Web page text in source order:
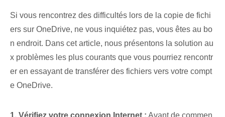
Si vous rencontrez des difficultés lors de la copie de fichi
ers sur OneDrive, ne vous inquiétez pas, vous êtes au bo
n endroit. Dans cet article, nous présentons la solution au
x problèmes les plus courants que vous pourriez rencontr
er en essayant de transférer des fichiers vers votre compt
e OneDrive.